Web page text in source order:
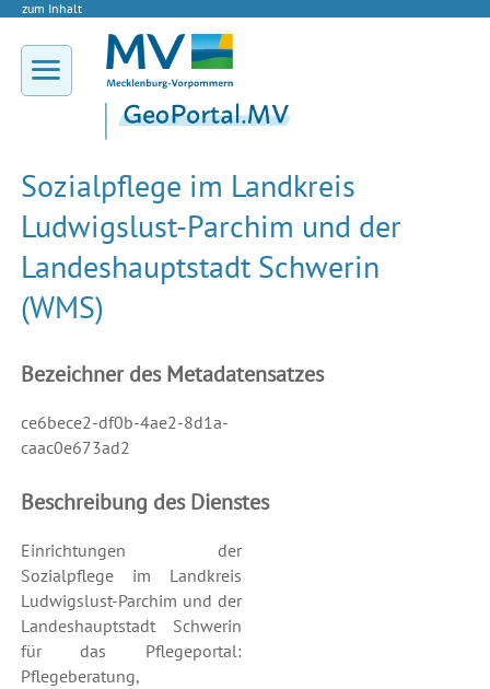
zum Inhalt
Sozialpflege im Landkreis
Ludwigslust-Parchim und der
Landeshauptstadt Schwerin
(WMS)
Bezeichner des Metadatensatzes
ce6bece2-df0b-4ae2-8d1a-
caac0e673ad2
Beschreibung des Dienstes
Einrichtungen der
Sozialpflege im Landkreis
Ludwigslust-Parchim und der
Landeshauptstadt Schwerin
für das Pflegeportal:
Pflegeberatung,